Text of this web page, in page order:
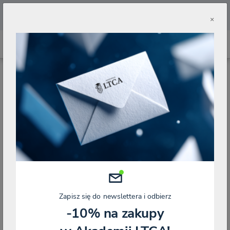
STRONA GŁÓWNA BLOG
NISKIE PODATKI / CIT ESTOŃSKI
ESTOŃSKI CIT – KOLEJNA PUŁAPKA ZASTAWIANA PRZEZ ORGANY PODATKOWE
Estoński CIT – kolejna pułapka
zastawiana przez organy podatkowe
Kategorie
NISKIE PODATKI / CIT ESTOŃSKI
×
Zapisz się do newslettera i odbierz
-10% na zakupy